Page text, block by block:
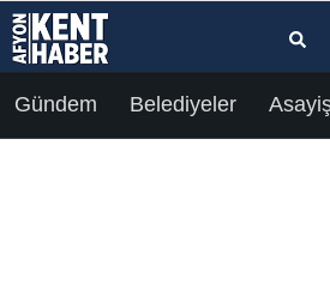
Gündem Belediyeler